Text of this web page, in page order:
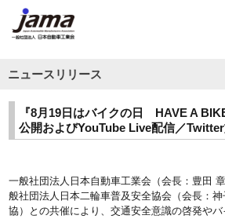
ニュースリリース
『8月19日はバイクの日 HAVE A
公開およびYouTube Live配信／
一般社団法人日本自動車工業会（会長：豊田
般社団法人日本二輪車普及安全協会（会長：
協）との共催により、交通安全意識の啓発やバ